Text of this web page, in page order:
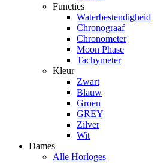
Functies
Waterbestendigheid
Chronograaf
Chronometer
Moon Phase
Tachymeter
Kleur
Zwart
Blauw
Groen
GREY
Zilver
Wit
Dames
Alle Horloges